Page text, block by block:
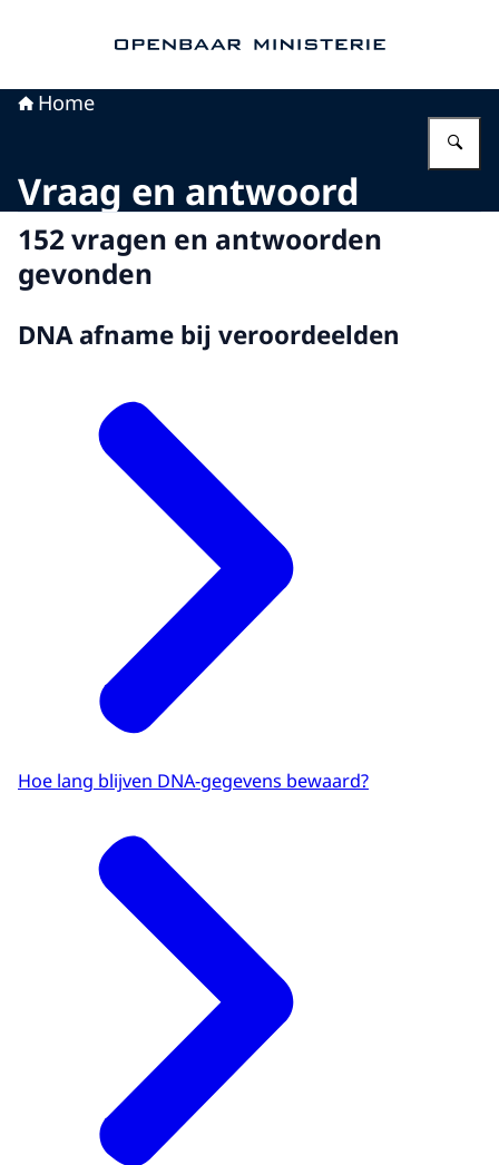
Home
Vraag en antwoord
152 vragen en antwoorden
gevonden
DNA afname bij veroordeelden
Hoe lang blijven DNA-gegevens bewaard?